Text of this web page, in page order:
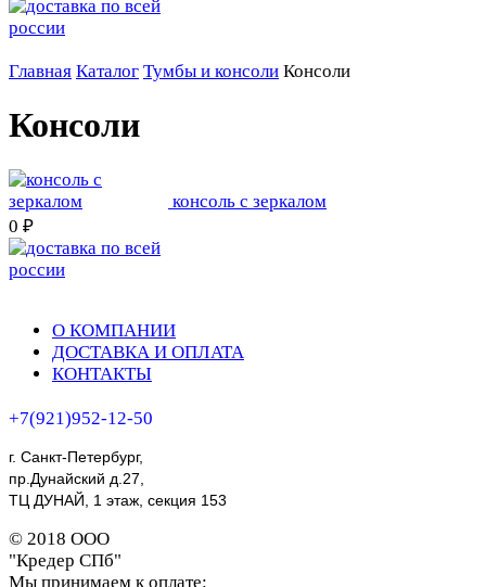
Главная Каталог Тумбы и консоли Консоли
Консоли
консоль с зеркалом
0 ₽
О КОМПАНИИ
ДОСТАВКА И ОПЛАТА
КОНТАКТЫ
+7(921)952-12-50
г. Санкт-Петербург,
пр.Дунайский д.27,
ТЦ ДУНАЙ, 1 этаж, секция 153
© 2018 ООО
"Кредер СПб"
Мы принимаем к оплате: